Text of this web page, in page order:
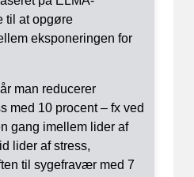
til at opgøre
eksponeringen for
man reducerer
med 10 procent – fx ved
gang imellem lider af
lider af stress,
til sygefravær med 7